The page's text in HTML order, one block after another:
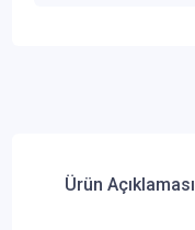
Ürün Açıklaması